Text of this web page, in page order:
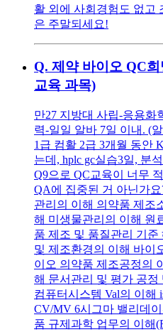
활 외에 사회경험도 없고
은 주말되세요!
Q. 제약 바이오 QC
교육 과목)
만27 지방대 사립-응용화
력-일일 알바 7일 이내. (
1급 컴활 2급 3개월 동안
는데, hplc gc실습3일, 분
Q9으로 QC교육이 너무
QA에 집중된 거 아닌가
관리의 이해 의약품 제조
해 미생물관리의 이해 원
품 제조 및 품질관리 기
및 제조환경의 이해 바이
이오 의약품 제조공정의
해 문서관리 및 평가 공정
컴퓨터시스템 Val의 이해
CV/MV 6시그마 밸리데
품 규제과학 업무의 이해